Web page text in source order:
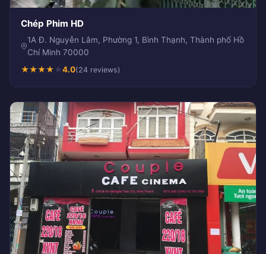
Chép Phim HD
1A Đ. Nguyễn Lâm, Phường 1, Bình Thạnh, Thành phố Hồ
Chí Minh 70000
★★★★★4.0(24 reviews)